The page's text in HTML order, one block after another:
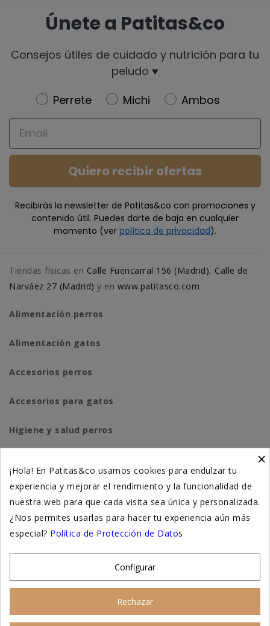
Únete a Patitas&co
Consejos útiles de cuidado y nutrición para tu
peludo ♥️
Newsletter
Perrete Michi
Ambos
Email
Quiero recibir ofertas
Recibirás la newsletter de Patitas&co con promociones y
contenido útil. Puedes darte de baja en cualquier
momento (ver política de privacidad).
Tiendas físicas en Calle Fuencarral 156 (Madrid), Calle de
Narváez 27 (Madrid) y en www.patitasco.com
Alimentación perros
Alimentación gatos
Accesorios perros
Accesorios para gatos
Higiene y salud perros
Suplementación natural
Otros
×
¡Hola! En Patitas&co usamos cookies para endulzar tu
experiencia y mejorar el rendimiento y la funcionalidad de
nuestra web para que cada visita sea única y personalizada.
¿Nos permites usarlas para hacer tu experiencia aún más
especial? Política de Protección de Datos
Configurar
Rechazar